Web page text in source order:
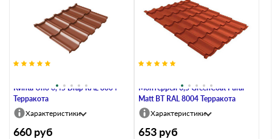
Kvinta Uno 0,45 Drap RAL 8004
Терракота
Характеристики
660 руб
Монтеррей 0,5 GreenCoat Pural
Matt BT RAL 8004 Терракота
Характеристики
653 руб